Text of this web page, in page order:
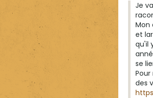
Je
Mon
et
qu'il
se
des